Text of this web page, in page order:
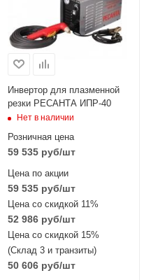
Инвертор для плазменной
резки РЕСАНТА ИПР-40
Нет в наличии
Розничная цена
59 535руб/шт
Цена по акции
59 535руб/шт
Цена со скидкой 11%
52 986руб/шт
Цена со скидкой 15%
(Склад 3 и транзиты)
50 606руб/шт